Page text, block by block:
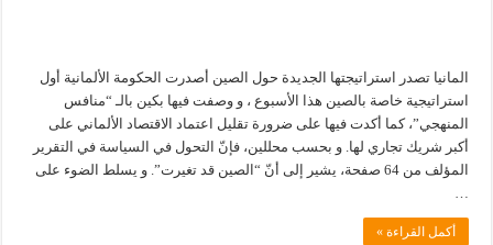
المانيا تصدر استراتيجتها الجديدة حول الصين أصدرت الحكومة الألمانية أول
استراتيجية خاصة بالصين هذا الأسبوع ، و وصفت فيها بكين بالـ “منافس
المنهجي”، كما أكدت فيها على ضرورة تقليل اعتماد الاقتصاد الألماني على
أكبر شريك تجاري لها. و بحسب محللين، فإنّ التحول في السياسة في التقرير
المؤلف من 64 صفحة، يشير إلى أنّ “الصين قد تغيرت”. و يسلط الضوء على
…
أكمل القراءة »